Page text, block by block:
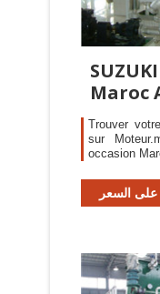
Maroc
Trouver
sur
occasion
السعر